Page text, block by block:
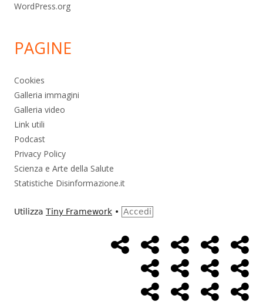
WordPress.org
PAGINE
Cookies
Galleria immagini
Galleria video
Link utili
Podcast
Privacy Policy
Scienza e Arte della Salute
Statistiche Disinformazione.it
Utilizza Tiny Framework • Accedi
MenùHome
Page
Alimentazione
AmbienteBambini
Cancro ControlloEconomia
FarmaciMassoneriaNWO